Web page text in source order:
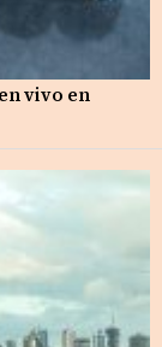
vivo en